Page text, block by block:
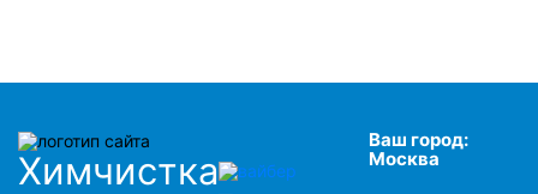
Химчистка
Ваш город:
Москва